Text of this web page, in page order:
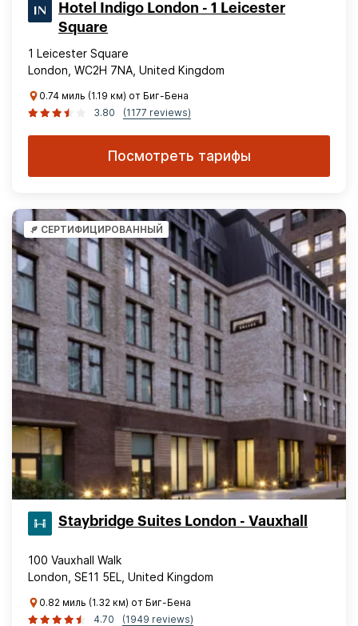
Hotel Indigo London - 1 Leicester
Square
1 Leicester Square
London, WC2H 7NA, United Kingdom
0.74 миль (1.19 км) от Биг-Бена
3.80
(1177 reviews)
Посмотреть тарифы
СЕРТИФИЦИРОВАННЫЙ
Staybridge Suites London - Vauxhall
100 Vauxhall Walk
London, SE11 5EL, United Kingdom
0.82 миль (1.32 км) от Биг-Бена
4.70
(1949 reviews)